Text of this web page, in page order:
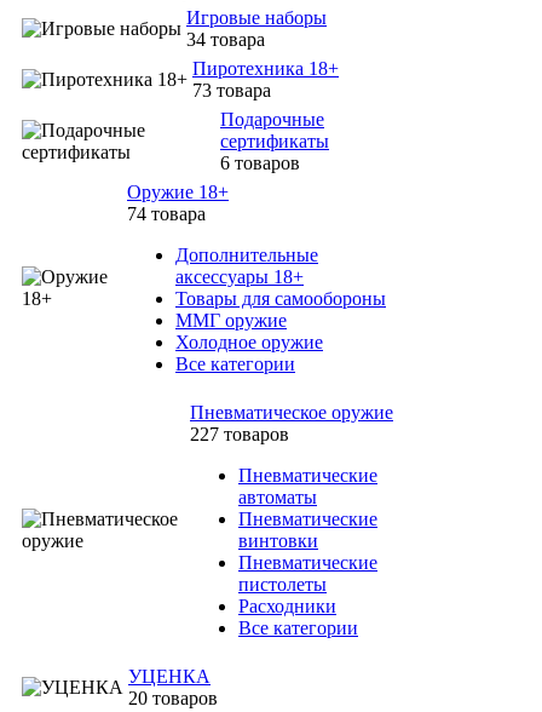
Игровые наборы
34 товара
Пиротехника 18+
73 товара
Подарочные
сертификаты
6 товаров
Оружие 18+
74 товара
Дополнительные
аксессуары 18+
Товары для самообороны
ММГ оружие
Холодное оружие
Все категории
Пневматическое оружие
227 товаров
Пневматические
автоматы
Пневматические
винтовки
Пневматические
пистолеты
Расходники
Все категории
УЦЕНКА
20 товаров